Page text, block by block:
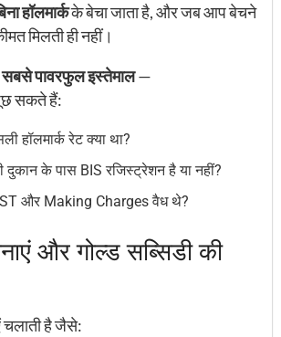
हॉलमार्कके बेचा जाता है, और जब आप बेचने
मिलती ही नहीं।
सबसे पावरफुल इस्तेमाल—
सकते हैं:
हॉलमार्क रेट क्या था?
दुकान के पास BIS रजिस्ट्रेशन है या नहीं?
और Making Charges वैध थे?
और गोल्ड सब्सिडी की
चलाती है जैसे: